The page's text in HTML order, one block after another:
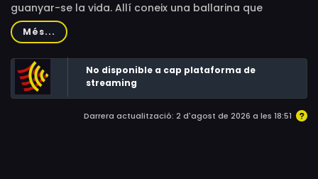
guanyar-se la vida. Allí coneix una ballarina que
necessita un lloc on dormir. Ell proposa compartir un pis
que divideixen amb una cortina.
Més...
No disponible a cap plataforma de
streaming
Darrera actualització: 2 d'agost de 2026 a les 18:51